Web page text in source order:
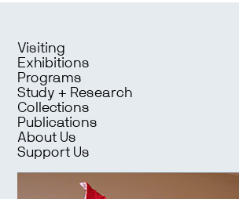
Visiting
Exhibitions
Programs
Study + Research
Collections
Publications
About Us
Support Us